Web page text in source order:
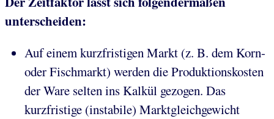
unterscheiden:
Auf einem kurzfristigen Markt (z. B. dem Korn-
oder Fischmarkt) werden die Produktionskosten
der Ware selten ins Kalkül gezogen. Das
kurzfristige (instabile) Marktgleichgewicht